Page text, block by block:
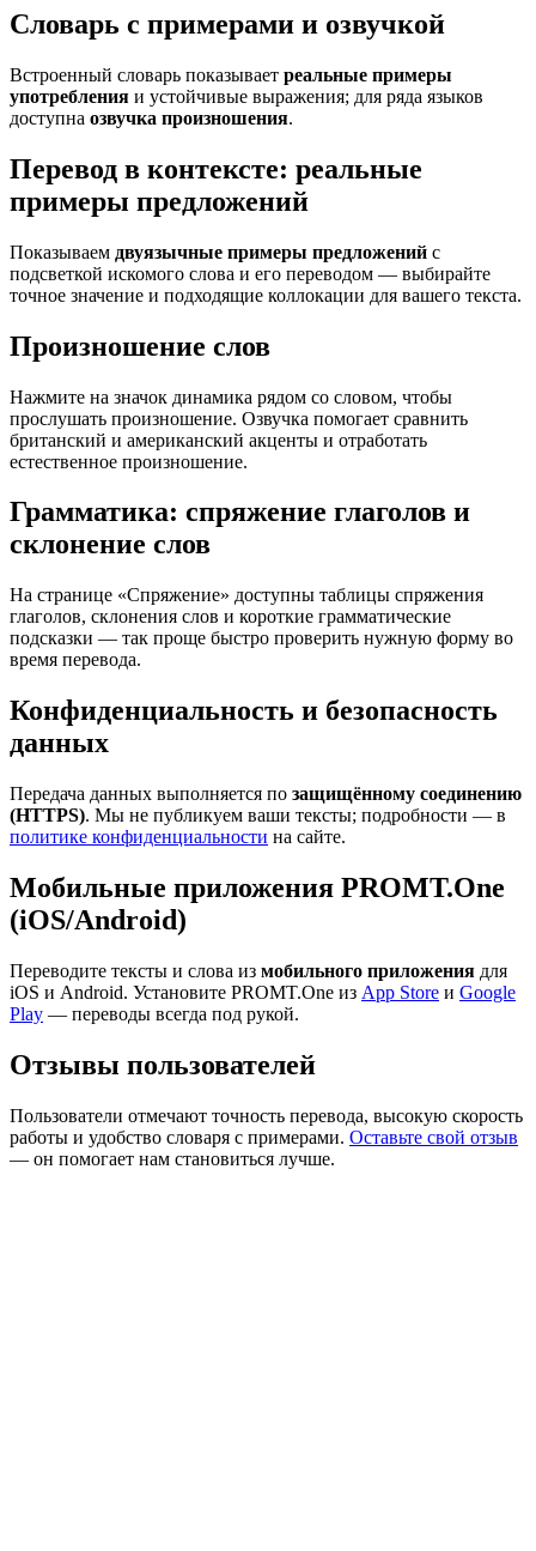
Словарь с примерами и озвучкой
Встроенный словарь показывает реальные примеры
употребления и устойчивые выражения; для ряда языков
доступна озвучка произношения.
Перевод в контексте: реальные
примеры предложений
Показываем двуязычные примеры предложений с
подсветкой искомого слова и его переводом — выбирайте
точное значение и подходящие коллокации для вашего текста.
Произношение слов
Нажмите на значок динамика рядом со словом, чтобы
прослушать произношение. Озвучка помогает сравнить
британский и американский акценты и отработать
естественное произношение.
Грамматика: спряжение глаголов и
склонение слов
На странице «Спряжение» доступны таблицы спряжения
глаголов, склонения слов и короткие грамматические
подсказки — так проще быстро проверить нужную форму во
время перевода.
Конфиденциальность и безопасность
данных
Передача данных выполняется по защищённому соединению
(HTTPS). Мы не публикуем ваши тексты; подробности — в
политике конфиденциальности на сайте.
Мобильные приложения PROMT.One
(iOS/Android)
Переводите тексты и слова из мобильного приложения для
iOS и Android. Установите PROMT.One из App Store и Google
Play — переводы всегда под рукой.
Отзывы пользователей
Пользователи отмечают точность перевода, высокую скорость
работы и удобство словаря с примерами. Оставьте свой отзыв
— он помогает нам становиться лучше.